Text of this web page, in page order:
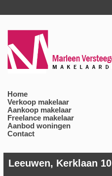
Home
Verkoop makelaar
Aankoop makelaar
Freelance makelaar
Aanbod woningen
Contact
Leeuwen, Kerklaan 10